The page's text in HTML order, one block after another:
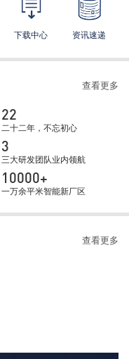
下载中心 资讯速递
查看更多
22
二十二年，不忘初心
3
三大研发团队业内领航
10000+
一万余平米智能新厂区
查看更多